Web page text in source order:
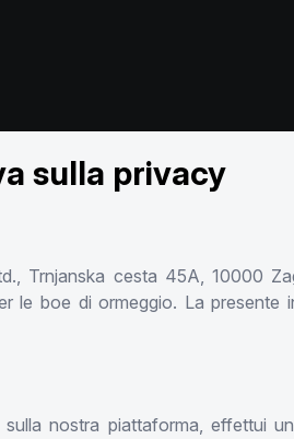
sulla privacy
Trnjanska cesta 45A, 10000
le boe di ormeggio. La
nostra piattaforma, effettui